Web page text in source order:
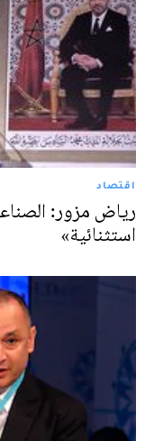
اقتصاد
رياض مزور:
استثنائية»